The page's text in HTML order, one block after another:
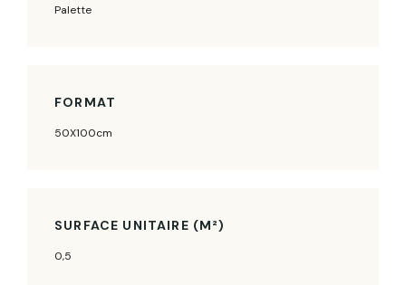
Palette
FORMAT
50X100cm
SURFACE UNITAIRE (M²)
0,5